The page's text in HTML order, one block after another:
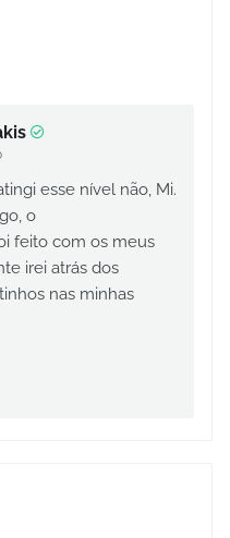
esse nível não, Mi.
o
feito com os meus
irei atrás dos
nas minhas